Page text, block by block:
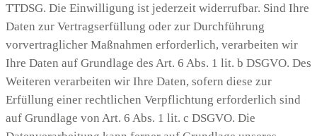
TTDSG. Die Einwilligung ist jederzeit widerrufbar. Sind Ihre
Daten zur Vertragserfüllung oder zur Durchführung
vorvertraglicher Maßnahmen erforderlich, verarbeiten wir
Ihre Daten auf Grundlage des Art. 6 Abs. 1 lit. b DSGVO. Des
Weiteren verarbeiten wir Ihre Daten, sofern diese zur
Erfüllung einer rechtlichen Verpflichtung erforderlich sind
auf Grundlage von Art. 6 Abs. 1 lit. c DSGVO. Die